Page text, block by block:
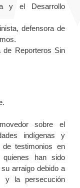
y el Desarrollo
defensora de
de Reporteros Sin
sobre el
indígenas y
de testimonios en
han sido
arraigo debido a
y la persecución